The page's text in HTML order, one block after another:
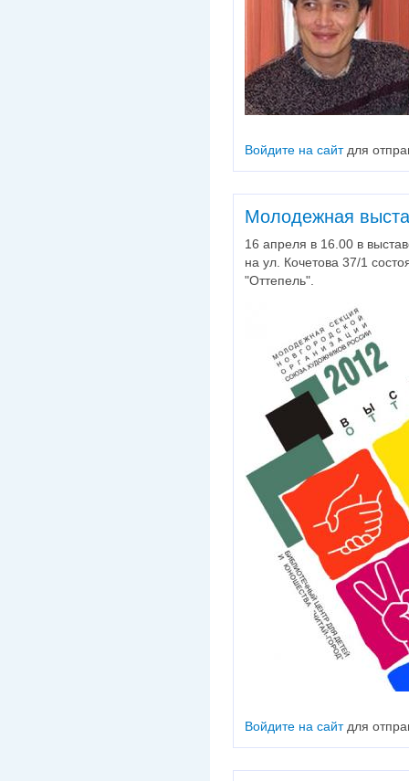
Войдите на сайтдля
Молодежная
16 апреля в 16.00 в
на ул. Кочетова 37/1
"Оттепель".
Войдите на сайтдля